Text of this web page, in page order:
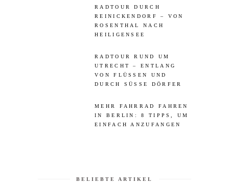
RADTOUR DURCH
REINICKENDORF – VON
ROSENTHAL NACH
HEILIGENSEE
RADTOUR RUND UM
UTRECHT – ENTLANG
VON FLÜSSEN UND
DURCH SÜSSE DÖRFER
MEHR FAHRRAD FAHREN
IN BERLIN: 8 TIPPS, UM
EINFACH ANZUFANGEN
BELIEBTE ARTIKEL